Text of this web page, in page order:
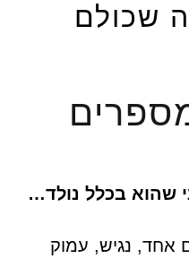
שכולם
שהוא בכלל נולד…
אחד, נגיש, עמוק